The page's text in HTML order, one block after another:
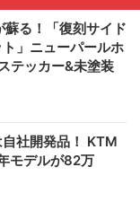
蘇る！「復刻サイド
」ニューパールホ
テッカー&未塗装
自社開発品！ KTM
モデルが82万